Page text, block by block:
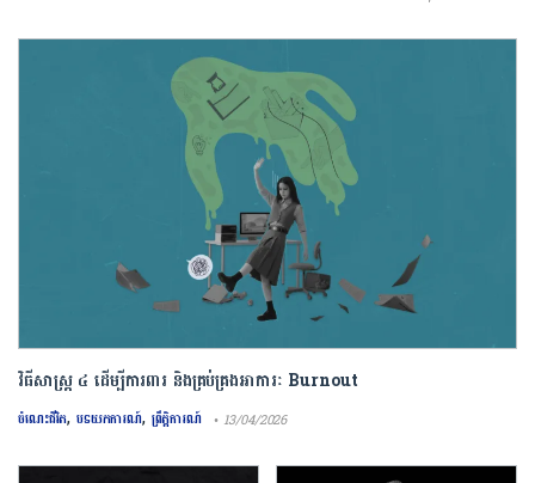
វិធីសាស្រ្ត ៤ ​ដើម្បី​ការពារ និងគ្រប់គ្រង​អាការៈ Burnout
ចំណេះជីវិត, បទយកការណ៍, ព្រឹត្តិការណ៍ • 13/04/2026